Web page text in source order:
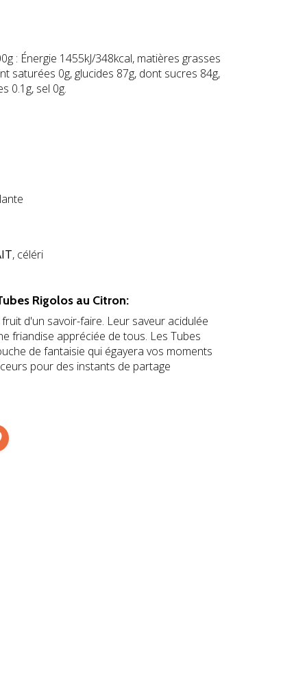
: Énergie 1455kJ/348kcal, matières grasses
saturées 0g, glucides 87g, dont sucres 84g,
0.1g, sel 0g.
, céléri
Rigolos au Citron:
d'un savoir-faire. Leur saveur acidulée
friandise appréciée de tous. Les Tubes
de fantaisie qui égayera vos moments
pour des instants de partage